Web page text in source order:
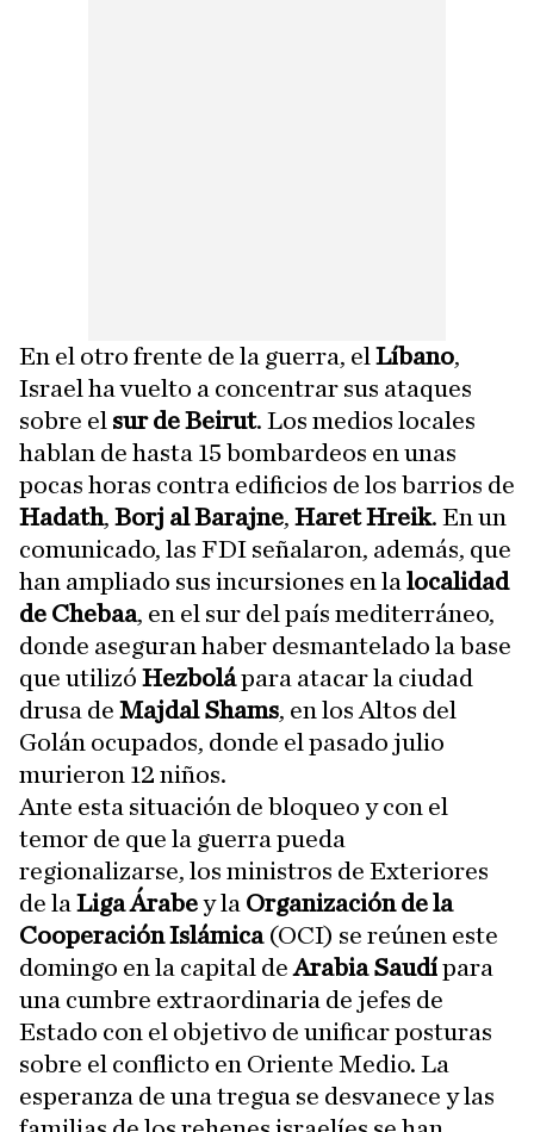
En el otro frente de la guerra, el Líbano,
Israel ha vuelto a concentrar sus ataques
sobre el sur de Beirut. Los medios locales
hablan de hasta 15 bombardeos en unas
pocas horas contra edificios de los barrios de
Hadath, Borj al Barajne, Haret Hreik. En un
comunicado, las FDI señalaron, además, que
han ampliado sus incursiones en la localidad
de Chebaa, en el sur del país mediterráneo,
donde aseguran haber desmantelado la base
que utilizó Hezbolápara atacar la ciudad
drusa de Majdal Shams, en los Altos del
Golán ocupados, donde el pasado julio
murieron 12 niños.
Ante esta situación de bloqueo y con el
temor de que la guerra pueda
regionalizarse, los ministros de Exteriores
de la Liga Árabey la Organización de la
Cooperación Islámica(OCI) se reúnen este
domingo en la capital deArabia Saudípara
una cumbre extraordinaria de jefes de
Estado con el objetivo de unificar posturas
sobre el conflicto en Oriente Medio. La
esperanza de una tregua se desvanece y las